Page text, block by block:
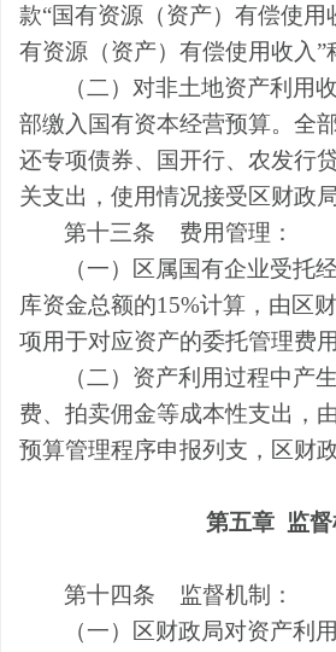
款“国有资源（资产）有偿使用
有资源（资产）有偿使用收入”
（二）对非土地资产利用
部缴入国有资本经营预算。 全
还专项债券、国开行、农发行
关支出 ，使用情况接受区财政
第十三条
费用管理：
（一）区 属国有企业受托
库资金总额的15%计算，由区
项用于对应资产的委托管理费用
（二）资产利用过程中产
费、拍卖佣金等成本性支出，
预算管理程序申报列支，区财政
第五章 监
第十四条
监督机制：
（一）区财政局对资产利